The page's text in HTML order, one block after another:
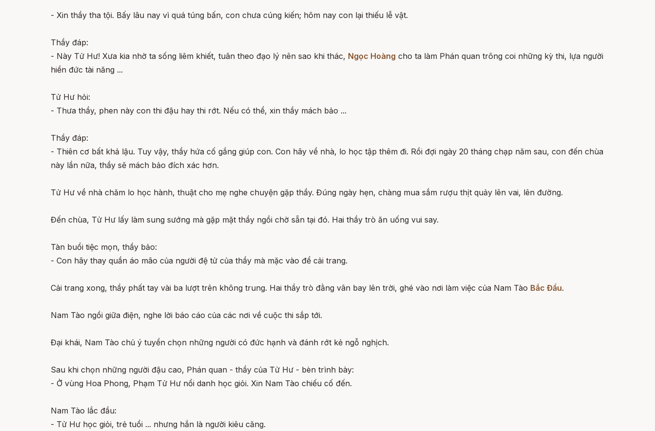
- Xin thầy tha tội. Bấy lâu nay vì quá túng bấn, con chưa cúng kiến; hôm nay con lại thiếu lễ vật.
Thầy đáp:
- Này Tử Hư! Xưa kia nhờ ta sống liêm khiết, tuân theo đạo lý nên sao khi thác, Ngọc Hoàng cho ta làm Phán quan trông coi những kỳ thi, lựa người
hiền đức tài năng ...
Tử Hư hỏi:
- Thưa thầy, phen này con thi đậu hay thi rớt. Nếu có thể, xin thầy mách bảo ...
Thầy đáp:
- Thiên cơ bất khả lậu. Tuy vậy, thầy hứa cố gắng giúp con. Con hãy về nhà, lo học tập thêm đi. Rồi đợi ngày 20 tháng chạp năm sau, con đến chùa
này lần nữa, thầy sẽ mách bảo đích xác hơn.
Tử Hư về nhà chăm lo học hành, thuật cho mẹ nghe chuyện gặp thầy. Đúng ngày hẹn, chàng mua sắm rượu thịt quảy lên vai, lên đường.
Đến chùa, Tử Hư lấy làm sung sướng mà gặp mặt thầy ngồi chờ sẵn tại đó. Hai thầy trò ăn uống vui say.
Tàn buổi tiệc mọn, thầy bảo:
- Con hãy thay quần áo mão của người đệ tử của thầy mà mặc vào để cải trang.
Cải trang xong, thầy phất tay vài ba lượt trên không trung. Hai thầy trò đằng vân bay lên trời, ghé vào nơi làm việc của Nam Tào Bắc Đẩu.
Nam Tào ngồi giữa điện, nghe lời báo cáo của các nơi về cuộc thi sắp tới.
Đại khái, Nam Tào chủ ý tuyển chọn những người có đức hạnh và đánh rớt kẻ ngỗ nghịch.
Sau khi chọn những người đậu cao, Phán quan - thầy của Tử Hư - bèn trình bày:
- Ở vùng Hoa Phong, Phạm Tử Hư nổi danh học giỏi. Xin Nam Tào chiếu cố đến.
Nam Tào lắc đầu:
- Tử Hư học giỏi, trẻ tuổi ... nhưng hắn là người kiêu căng.